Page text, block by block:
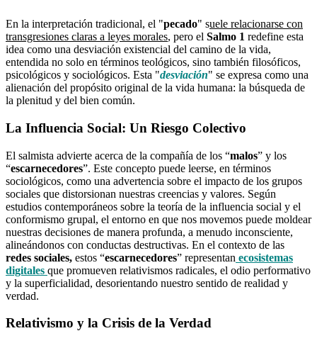
En la interpretación tradicional, el "pecado" suele relacionarse con
transgresiones claras a leyes morales, pero el Salmo 1 redefine esta
idea como una desviación existencial del camino de la vida,
entendida no solo en términos teológicos, sino también filosóficos,
psicológicos y sociológicos. Esta "desviación" se expresa como una
alienación del propósito original de la vida humana: la búsqueda de
la plenitud y del bien común.
La Influencia Social: Un Riesgo Colectivo
El salmista advierte acerca de la compañía de los “malos” y los
“escarnecedores”. Este concepto puede leerse, en términos
sociológicos, como una advertencia sobre el impacto de los grupos
sociales que distorsionan nuestras creencias y valores. Según
estudios contemporáneos sobre la teoría de la influencia social y el
conformismo grupal, el entorno en que nos movemos puede moldear
nuestras decisiones de manera profunda, a menudo inconsciente,
alineándonos con conductas destructivas. En el contexto de las
redes sociales, estos “escarnecedores” representan ecosistemas
digitales que promueven relativismos radicales, el odio performativo
y la superficialidad, desorientando nuestro sentido de realidad y
verdad.
Relativismo y la Crisis de la Verdad